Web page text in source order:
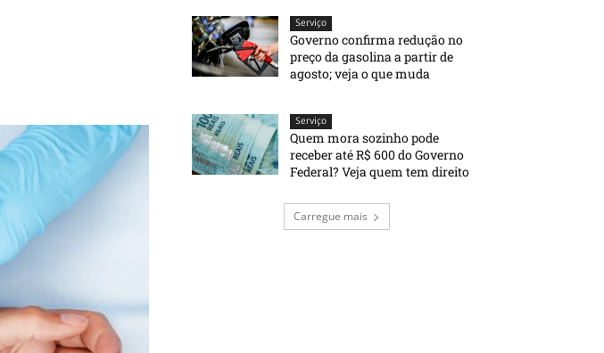
Serviço
Governo confirma redução no
preço da gasolina a partir de
agosto; veja o que muda
Serviço
Quem mora sozinho pode
receber até R$ 600 do Governo
Federal? Veja quem tem direito
Carregue mais